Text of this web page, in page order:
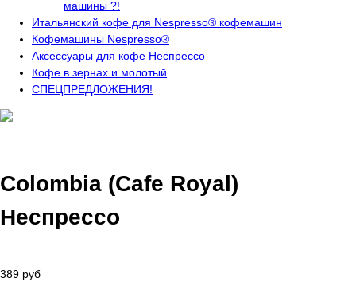
машины ?!
Итальянский кофе для Nespresso® кофемашин
Кофемашины Nespresso®
Аксессуары для кофе Неспрессо
Кофе в зернах и молотый
СПЕЦПРЕДЛОЖЕНИЯ!
Colombia (Cafe Royal)
Неспрессо
389 руб